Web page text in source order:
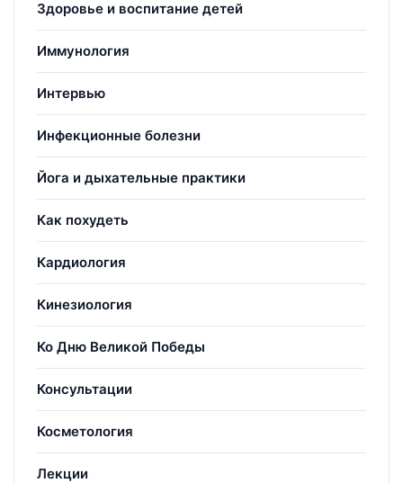
Здоровье и воспитание детей
Иммунология
Интервью
Инфекционные болезни
Йога и дыхательные практики
Как похудеть
Кардиология
Кинезиология
Ко Дню Великой Победы
Консультации
Косметология
Лекции